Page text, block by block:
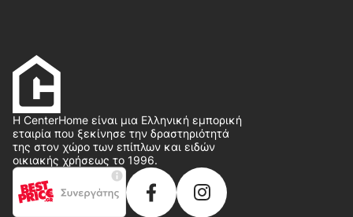
Η CenterHome είναι μια Ελληνική εμπορική
εταιρία που ξεκίνησε την δραστηριότητά
της στον χώρο των επίπλων και ειδών
οικιακής χρήσεως το 1996.